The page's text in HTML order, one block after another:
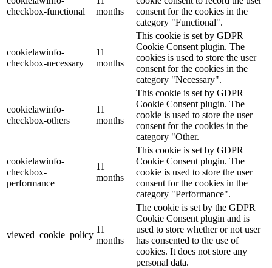
checkbox-functional
months
consent for the cookies in the
category "Functional".
cookielawinfo-
checkbox-necessary
11
months
This cookie is set by GDPR
Cookie Consent plugin. The
cookies is used to store the user
consent for the cookies in the
category "Necessary".
cookielawinfo-
checkbox-others
11
months
This cookie is set by GDPR
Cookie Consent plugin. The
cookie is used to store the user
consent for the cookies in the
category "Other.
cookielawinfo-
checkbox-
performance
11
months
This cookie is set by GDPR
Cookie Consent plugin. The
cookie is used to store the user
consent for the cookies in the
category "Performance".
viewed_cookie_policy
11
months
The cookie is set by the GDPR
Cookie Consent plugin and is
used to store whether or not user
has consented to the use of
cookies. It does not store any
personal data.